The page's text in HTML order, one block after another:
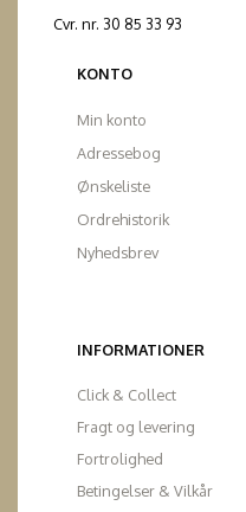
Cvr. nr. 30 85 33 93
KONTO
Min konto
Adressebog
Ønskeliste
Ordrehistorik
Nyhedsbrev
INFORMATIONER
Click & Collect
Fragt og levering
Fortrolighed
Betingelser & Vilkår